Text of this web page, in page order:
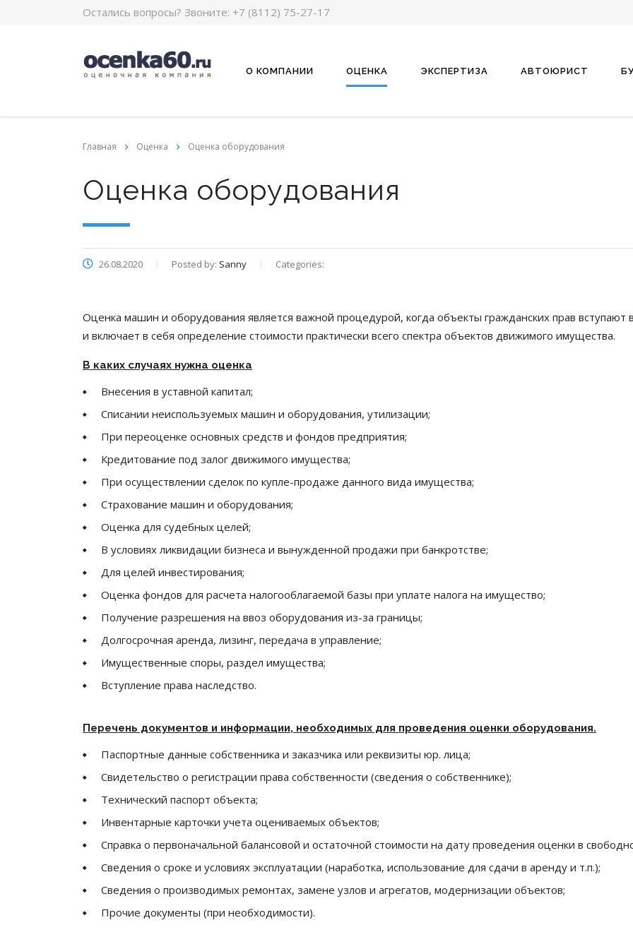
Остались вопросы? Звоните: +7 (8112) 75-27-17
О КОМПАНИИ ОЦЕНКА ЭКСПЕРТИЗА АВТОЮРИСТ
Главная Оценка Оценка оборудования
Оценка оборудования
26.08.2020 Posted by: Sanny Categories:
Оценка машин и оборудования является важной процедурой, когда объекты гражданских прав
и включает в себя определение стоимости практически всего спектра объектов движимого имущества.
В каких случаях нужна оценка
Внесения в уставной капитал;
Списании неиспользуемых машин и оборудования, утилизации;
При переоценке основных средств и фондов предприятия;
Кредитование под залог движимого имущества;
При осуществлении сделок по купле-продаже данного вида имущества;
Страхование машин и оборудования;
Оценка для судебных целей;
В условиях ликвидации бизнеса и вынужденной продажи при банкротстве;
Для целей инвестирования;
Оценка фондов для расчета налогооблагаемой базы при уплате налога на имущество;
Получение разрешения на ввоз оборудования из-за границы;
Долгосрочная аренда, лизинг, передача в управление;
Имущественные споры, раздел имущества;
Вступление права наследство.
Перечень документов и информации, необходимых для проведения оценки оборудования.
Паспортные данные собственника и заказчика или реквизиты юр. лица;
Свидетельство о регистрации права собственности (сведения о собственнике);
Технический паспорт объекта;
Инвентарные карточки учета оцениваемых объектов;
Справка о первоначальной балансовой и остаточной стоимости на дату проведения оценки в
Сведения о сроке и условиях эксплуатации (наработка, использование для сдачи в аренду и т.п.);
Сведения о производимых ремонтах, замене узлов и агрегатов, модернизации объектов;
Прочие документы (при необходимости).